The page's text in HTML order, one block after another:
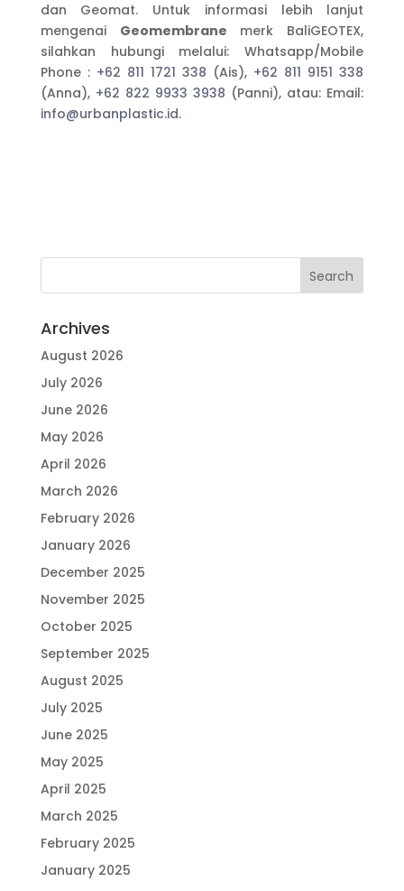
dan Geomat. Untuk informasi lebih lanjut
mengenai Geomembrane merk BaliGEOTEX,
silahkan hubungi melalui: Whatsapp/Mobile
Phone : +62 811 1721 338 (Ais), +62 811 9151 338
(Anna), +62 822 9933 3938 (Panni), atau: Email:
info@urbanplastic.id.
Archives
August 2026
July 2026
June 2026
May 2026
April 2026
March 2026
February 2026
January 2026
December 2025
November 2025
October 2025
September 2025
August 2025
July 2025
June 2025
May 2025
April 2025
March 2025
February 2025
January 2025